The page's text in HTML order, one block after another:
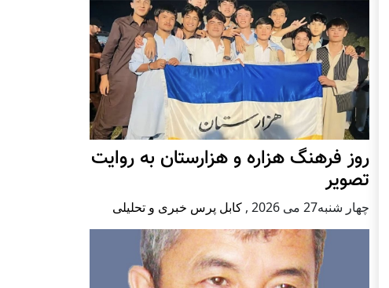
روز فرهنگ هزاره و هزارستان به روایت
تصویر
چهار شنبه27 می 2026 , کابل پرس خبری و تحلیلی